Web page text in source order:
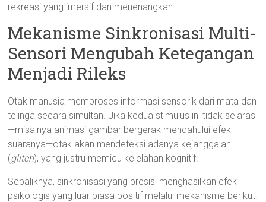
rekreasi yang imersif dan menenangkan.
Mekanisme Sinkronisasi Multi-
Sensori Mengubah Ketegangan
Menjadi Rileks
Otak manusia memproses informasi sensorik dari mata dan
telinga secara simultan. Jika kedua stimulus ini tidak selaras
—misalnya animasi gambar bergerak mendahului efek
suaranya—otak akan mendeteksi adanya kejanggalan
(glitch), yang justru memicu kelelahan kognitif.
Sebaliknya, sinkronisasi yang presisi menghasilkan efek
psikologis yang luar biasa positif melalui mekanisme berikut: